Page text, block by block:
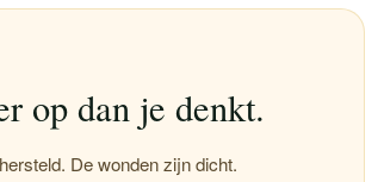
op dan je denkt.
De wonden zijn dicht.